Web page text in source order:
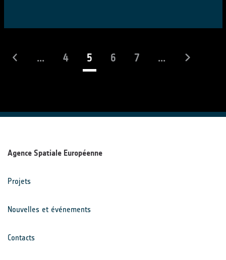
... 4 5(actuel)
6 7 ...
Agence Spatiale Européenne
Projets
Nouvelles et événements
Contacts